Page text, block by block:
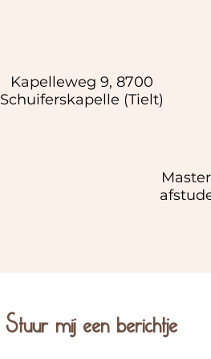
Kapelleweg 9, 8700
Schuiferskapelle (Tielt)
Stuur mij een berichtje